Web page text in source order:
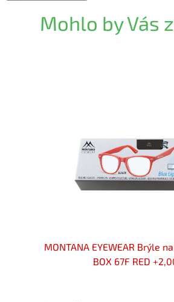
Mohlo by Vás
MONTANA EYEWEAR Brýle
BOX 67F RED